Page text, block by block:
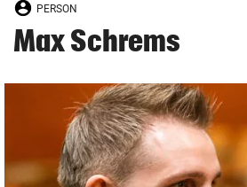
bookmark Merkliste
Suchbegriff
eingeben
PERSON
Max Schrems